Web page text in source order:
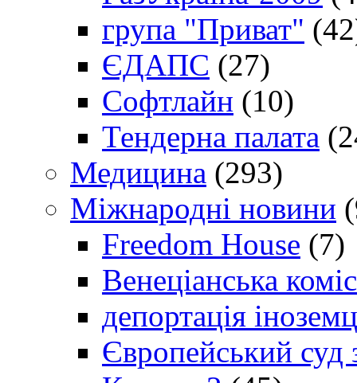
група "Приват"
ЄДАПС (27)
Софтлайн (10)
Тендерна палата
Медицина (293)
Міжнародні новини
Freedom House (7)
Венеціанська
депортація
Європейський